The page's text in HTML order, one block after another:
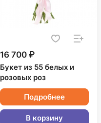
16 700 ₽
Букет из 55 белых и
розовых роз
Подробнее
В корзину